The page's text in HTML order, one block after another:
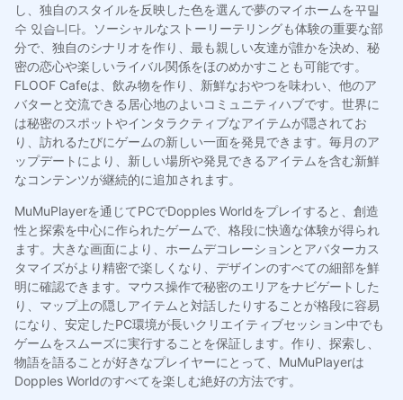
し、独自のスタイルを反映した色を選んで夢のマイホームを꾸밀
수 있습니다。ソーシャルなストーリーテリングも体験の重要な部
分で、独自のシナリオを作り、最も親しい友達が誰かを決め、秘
密の恋心や楽しいライバル関係をほのめかすことも可能です。
FLOOF Cafeは、飲み物を作り、新鮮なおやつを味わい、他のア
バターと交流できる居心地のよいコミュニティハブです。世界に
は秘密のスポットやインタラクティブなアイテムが隠されてお
り、訪れるたびにゲームの新しい一面を発見できます。毎月のア
ップデートにより、新しい場所や発見できるアイテムを含む新鮮
なコンテンツが継続的に追加されます。
MuMuPlayerを通じてPCでDopples Worldをプレイすると、創造
性と探索を中心に作られたゲームで、格段に快適な体験が得られ
ます。大きな画面により、ホームデコレーションとアバターカス
タマイズがより精密で楽しくなり、デザインのすべての細部を鮮
明に確認できます。マウス操作で秘密のエリアをナビゲートした
り、マップ上の隠しアイテムと対話したりすることが格段に容易
になり、安定したPC環境が長いクリエイティブセッション中でも
ゲームをスムーズに実行することを保証します。作り、探索し、
物語を語ることが好きなプレイヤーにとって、MuMuPlayerは
Dopples Worldのすべてを楽しむ絶好の方法です。